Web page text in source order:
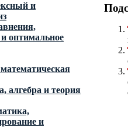
и
оптимальное
алгебра и теория
и